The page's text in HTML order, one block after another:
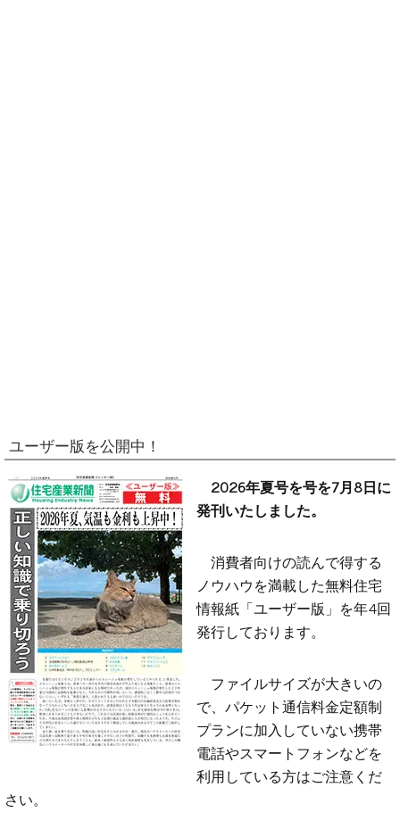
ユーザー版を公開中！
2026年夏号を号を7月8日に
発刊いたしました。
消費者向けの読んで得する
ノウハウを満載した無料住宅
情報紙「ユーザー版」を年4回
発行しております。
ファイルサイズが大きいの
で、パケット通信料金定額制
プランに加入していない携帯
電話やスマートフォンなどを
利用している方はご注意くだ
さい。